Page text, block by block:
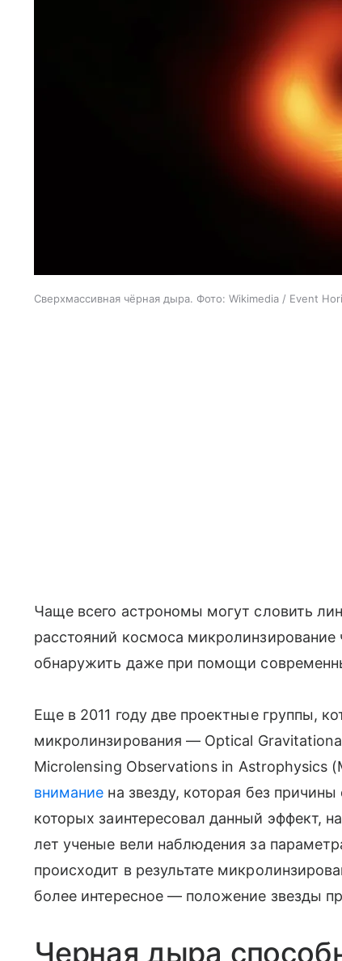
Сверхмассивная чёрная дыра. Фото: Wikimedia / Event
Чаще всего астрономы могут словить
расстояний космоса
обнаружить даже при помощи
Еще в 2011 году две проектные группы,
микролинзирования — Optical
Microlensing Observations in Astrophysics
внимание на звезду, которая без
которых заинтересовал данный эффект,
лет ученые вели наблюдения за
происходит в результате
более интересное — положение звезды
Черная дыра